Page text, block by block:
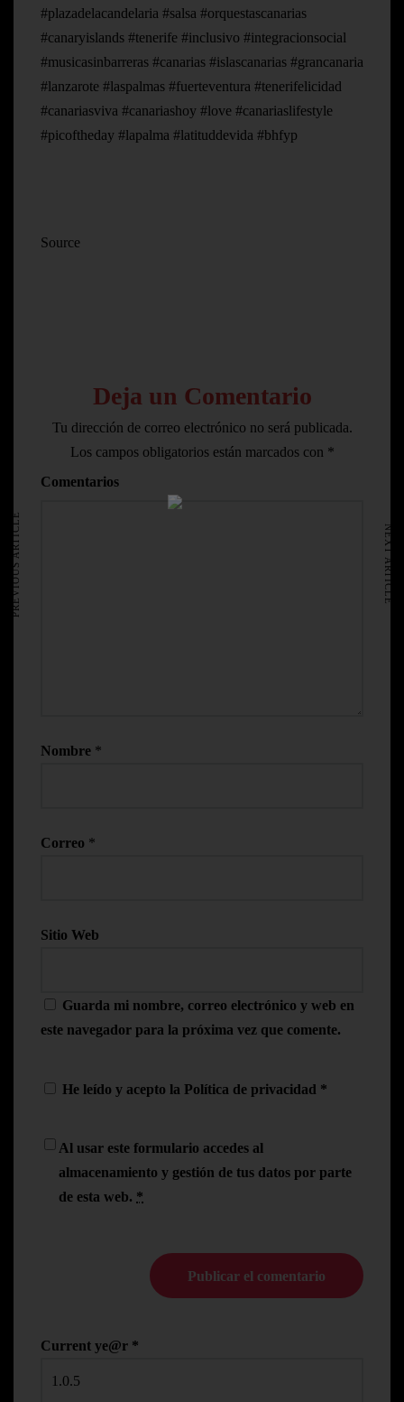
AVISO LEGAL
#plazadelacandelaria #salsa #orquestascanarias
#canaryislands #tenerife #inclusivo #integracionsocial
#musicasinbarreras #canarias #islascanarias #grancanaria
#lanzarote #laspalmas #fuerteventura #tenerifelicidad
#canariasviva #canariashoy #love #canariaslifestyle
#picoftheday #lapalma #latituddevida #bhfyp
Source
Deja un Comentario
Tu dirección de correo electrónico no será publicada.
Los campos obligatorios están marcados con *
Comentarios
Nombre *
Correo *
Sitio Web
Guarda mi nombre, correo electrónico y web en
este navegador para la próxima vez que comente.
He leído y acepto la Política de privacidad *
Al usar este formulario accedes al
almacenamiento y gestión de tus datos por parte
de esta web. *
Current ye@r *
PREVIOUS ARTICLE NEXT ARTICLE